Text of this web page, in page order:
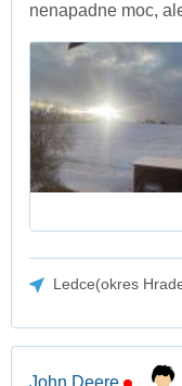
nenapadne moc,
Ledce(okres